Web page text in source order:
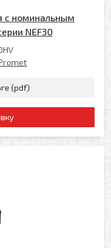
с номинальным
NEF30
(pdf)
моих
с